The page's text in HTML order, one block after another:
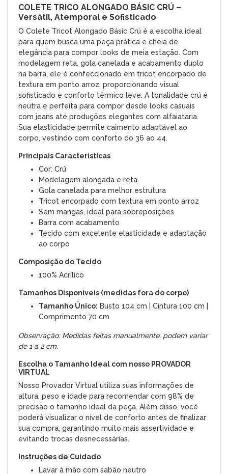
COLETE TRICO ALONGADO BÁSIC CRÚ –
Versátil, Atemporal e Sofisticado
O Colete Tricot Alongado Básic Crú é a escolha ideal
para quem busca uma peça prática e cheia de
elegância para compor looks de meia estação. Com
modelagem reta, gola canelada e acabamento duplo
na barra, ele é confeccionado em tricot encorpado de
textura em ponto arroz, proporcionando visual
sofisticado e conforto térmico leve. A tonalidade crú é
neutra e perfeita para compor desde looks casuais
com jeans até produções elegantes com alfaiataria.
Sua elasticidade permite caimento adaptável ao
corpo, vestindo com conforto do 36 ao 44.
Principais Características
Cor: Crú
Modelagem alongada e reta
Gola canelada para melhor estrutura
Tricot encorpado com textura em ponto arroz
Sem mangas, ideal para sobreposições
Barra com acabamento
Tecido com excelente elasticidade e adaptação
ao corpo
Composição do Tecido
100% Acrílico
Tamanhos Disponíveis (medidas fora do corpo)
Tamanho Único: Busto 104 cm | Cintura 100 cm |
Comprimento 70 cm
Observação: Medidas feitas manualmente, podem variar
de 1 a 2 cm.
Escolha o Tamanho Ideal com nosso PROVADOR
VIRTUAL
Nosso Provador Virtual utiliza suas informações de
altura, peso e idade para recomendar com 98% de
precisão o tamanho ideal da peça. Além disso, você
poderá visualizar o nível de conforto antes de finalizar
sua compra, garantindo muito mais assertividade e
evitando trocas desnecessárias.
Instruções de Cuidado
Lavar à mão com sabão neutro